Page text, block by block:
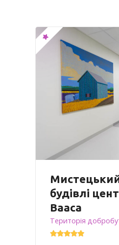
будівлі
Вааса
Територія